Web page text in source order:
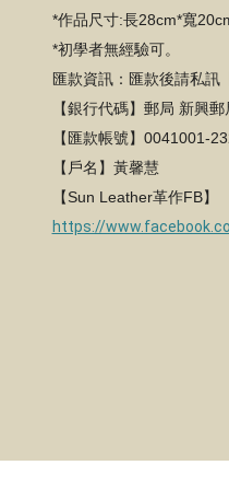
*作品尺寸:長28cm*寬
*初學者無經驗可。
匯款資訊：匯款後請私
【銀行代碼】郵局 新興
【匯款帳號】0041001-
【戶名】黃馨慧
【Sun Leather革作FB】
https://